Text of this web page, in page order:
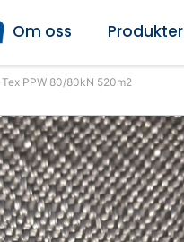
Om oss Produkter
PPW 80/80kN 520m2